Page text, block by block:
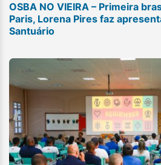
OSBA NO VIEIRA – Primeira
Paris, Lorena Pires faz
Santuário